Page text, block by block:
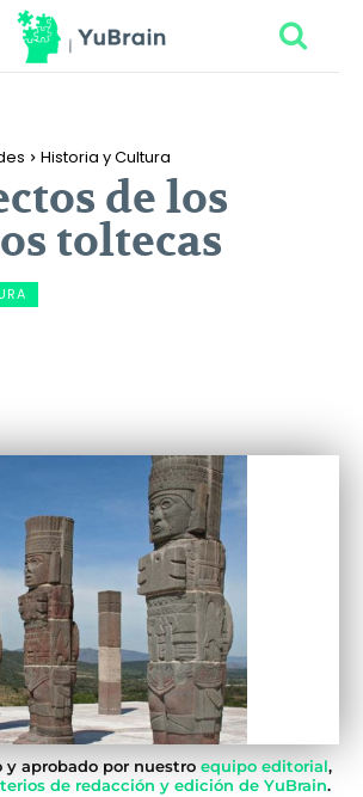
Historia y Cultura
de los
toltecas
aprobado por nuestro equipo editorial,
de redacción y edición de YuBrain.